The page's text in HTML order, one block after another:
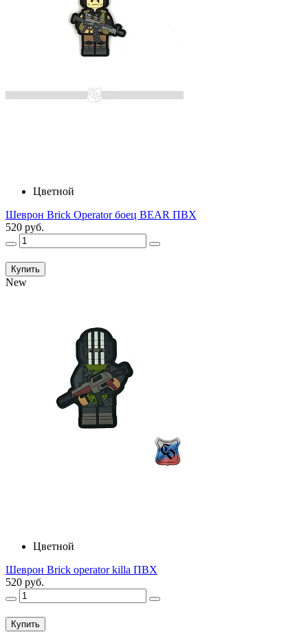
Цветной
Шеврон Brick Operator боец BEAR ПВХ
520 руб.
Купить
New
Цветной
Шеврон Brick operator killa ПВХ
520 руб.
Купить